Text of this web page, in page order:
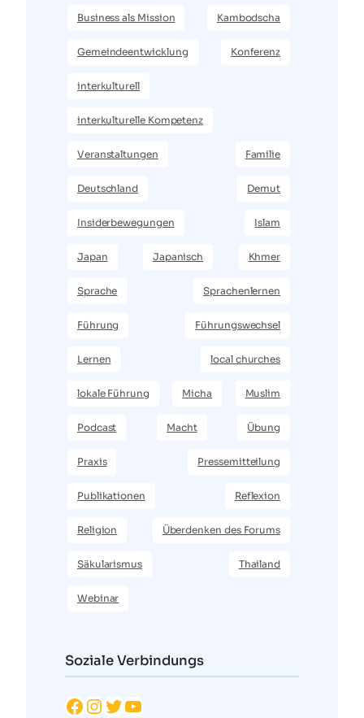
Business als Mission Kambodscha
Gemeindeentwicklung Konferenz
interkulturell
interkulturelle Kompetenz
Veranstaltungen Familie
Deutschland Demut
Insiderbewegungen Islam
Japan Japanisch Khmer
Sprache Sprachenlernen
Führung Führungswechsel
Lernen local churches
lokale Führung Micha Muslim
Podcast Macht Übung
Praxis Pressemitteilung
Publikationen Reflexion
Religion Überdenken des Forums
Säkularismus Thailand
Webinar
Soziale Verbindungs
Facebook Instagram Twitter YouTube